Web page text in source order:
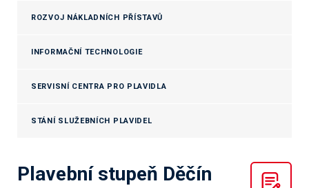
ROZVOJ NÁKLADNÍCH PŘÍSTAVŮ
INFORMAČNÍ TECHNOLOGIE
SERVISNÍ CENTRA PRO PLAVIDLA
STÁNÍ SLUŽEBNÍCH PLAVIDEL
Plavební stupeň Děčín